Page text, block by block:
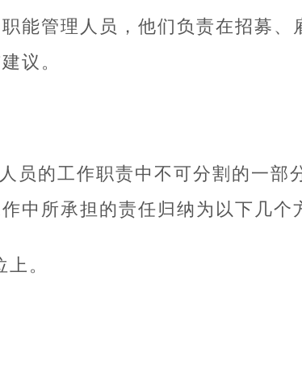
能管理人员，他们负责在招募、
议。
员的工作职责中不可分割的一部
中所承担的责任归纳为以下几个
。